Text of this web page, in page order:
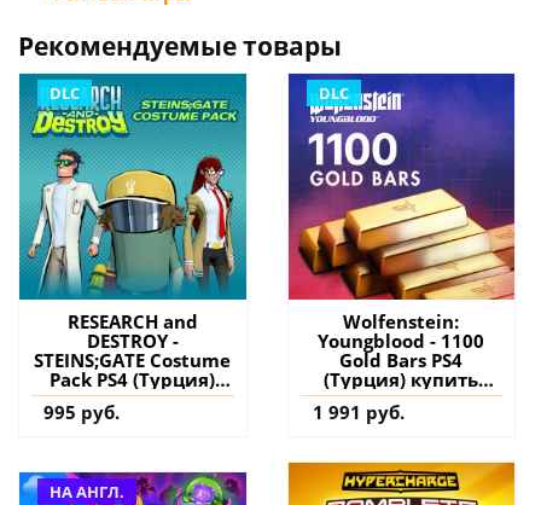
Рекомендуемые товары
DLC
RESEARCH and
DESTROY -
STEINS;GATE Costume
Pack PS4 (Турция)
купить дополнение
на аккаунт
995 руб.
DLC
Wolfenstein:
Youngblood - 1100
Gold Bars PS4
(Турция) купить
дополнение на
аккаунт
1 991 руб.
НА АНГЛ.